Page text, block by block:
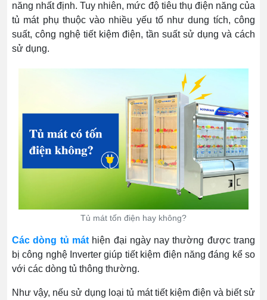
năng nhất định. Tuy nhiên, mức độ tiêu thụ điện năng của
tủ mát phụ thuộc vào nhiều yếu tố như dung tích, công
suất, công nghệ tiết kiệm điện, tần suất sử dụng và cách
sử dụng.
Tủ mát tốn điện hay không?
Các dòng tủ máthiện đại ngày nay thường được trang
bị công nghệ Inverter giúp tiết kiệm điện năng đáng kể so
với các dòng tủ thông thường.
Như vậy, nếu sử dụng loại tủ mát tiết kiệm điện và biết sử